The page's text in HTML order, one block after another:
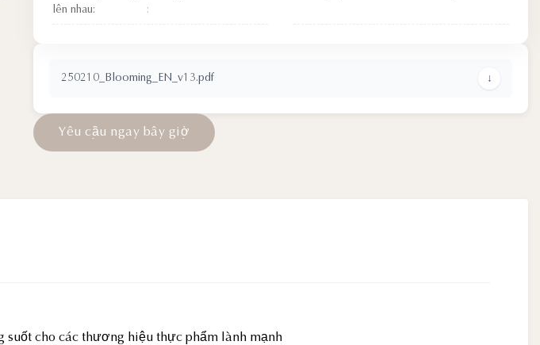
lên nhau:
250210_Blooming_EN_v13.pdf ↓
Yêu cầu ngay bây giờ
cho các thương hiệu thực phẩm lành mạnh